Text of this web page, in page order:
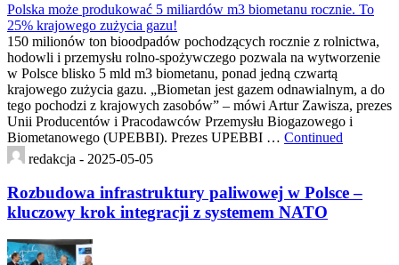
Polska może produkować 5 miliardów m3 biometanu rocznie. To
25% krajowego zużycia gazu!
150 milionów ton bioodpadów pochodzących rocznie z rolnictwa,
hodowli i przemysłu rolno-spożywczego pozwala na wytworzenie
w Polsce blisko 5 mld m3 biometanu, ponad jedną czwartą
krajowego zużycia gazu. „Biometan jest gazem odnawialnym, a do
tego pochodzi z krajowych zasobów” – mówi Artur Zawisza, prezes
Unii Producentów i Pracodawców Przemysłu Biogazowego i
Biometanowego (UPEBBI). Prezes UPEBBI … Continued
redakcja - 2025-05-05
Rozbudowa infrastruktury paliwowej w Polsce –
kluczowy krok integracji z systemem NATO